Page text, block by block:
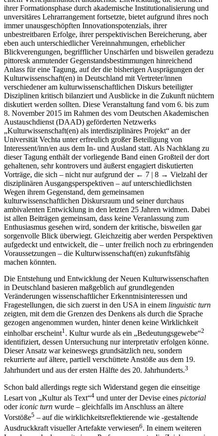
ihrer Formationsphase durch akademische Institutionalisierung und
unversitäres Lehrarrangement fortsetzte, bietet aufgrund ihres noch
immer unausgeschöpften Innovationspotenzials, ihrer
unbestreitbaren Erfolge, ihrer perspektivischen Bereicherung, aber
eben auch unterschiedlicher Vereinnahmungen, erheblicher
Blickverengungen, begrifflicher Unschärfen und bisweilen geradezu
pittoresk anmutender Gegenstandsbestimmungen hinreichend
Anlass für eine Tagung, auf der die bisherigen Ausprägungen der
Kulturwissenschaft(en) in Deutschland mit Vertreter/innen
verschiedener am kulturwissenschaftlichen Diskurs beteiligter
Disziplinen kritisch bilanziert und Ausblicke in die Zukunft nüchtern
diskutiert werden sollten. Diese Veranstaltung fand vom 6. bis zum
8. November 2015 im Rahmen des vom Deutschen Akademischen
Austauschdienst (DAAD) geförderten Netzwerks
„Kulturwissenschaft(en) als interdisziplinäres Projekt“ an der
Universität Vechta unter erfreulich großer Beteiligung von
Interessent/inn/en aus dem In- und Ausland statt. Als Nachklang zu
dieser Tagung enthält der vorliegende Band einen Großteil der dort
gehaltenen, sehr kontrovers und äußerst engagiert diskutierten
Vorträge, die sich – nicht nur aufgrund der ← 7 | 8 → Vielzahl der
disziplinären Ausgangsperspektiven – auf unterschiedlichsten
Wegen ihrem Gegenstand, dem gemeinsamen
kulturwissenschaftlichen Diskursraum und seiner durchaus
ambivalenten Entwicklung in den letzten 25 Jahren widmen. Dabei
ist allen Beiträgen gemeinsam, dass keine Veranlassung zum
Enthusiasmus gesehen wird, sondern der kritische, bisweilen gar
sorgenvolle Blick überwiegt. Gleichzeitig aber werden Perspektiven
aufgedeckt und entwickelt, die – unter freilich noch zu erbringenden
Voraussetzungen – die Kulturwissenschaft(en) zukunftsfähig
machen könnten.
Die Entstehung und Entwicklung der Neuen Kulturwissenschaften
in Deutschland basieren maßgeblich auf grundlegenden
Veränderungen wissenschaftlicher Erkenntnisinteressen und
Fragestellungen, die sich zuerst in den USA in einem linguistic turn
zeigten, mit dem die Grenzen des Denkens als durch die Sprache
gezogen angenommen wurden, hinter denen keine Wirklichkeit
einholbar erscheint1 . Kultur wurde als ein „Bedeutungsgewebe“2
identifiziert, dessen Untersuchung nur interpretativ erfolgen könne.
Dieser Ansatz war keineswegs grundsätzlich neu, sondern
rekurrierte auf ältere, partiell verschüttete Anstöße aus dem 19.
Jahrhundert und aus der ersten Hälfte des 20. Jahrhunderts.3
Schon bald allerdings regte sich Widerstand gegen die einseitige
Lesart von „Kultur als Text“4 und unter der Devise eines pictorial
oder iconic turn wurde – gleichfalls im Anschluss an ältere
Vorstöße5 – auf die wirklichkeitsreflektierende wie -gestaltende
Ausdruckkraft visueller Artefakte verwiesen6. In einem weiteren